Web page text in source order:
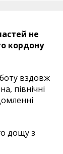
не
кордону
вздовж
північні
дощу з